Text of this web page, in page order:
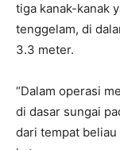
tiga kanak-kanak
tenggelam, di
3.3 meter.
“Dalam operasi
di dasar sungai
dari tempat beliau